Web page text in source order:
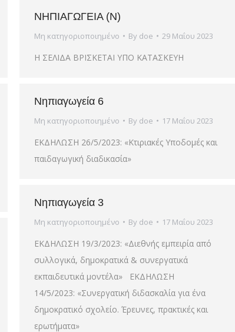
ΝΗΠΙΑΓΩΓΕΙΑ (Ν)
Μη κατηγοριοποιημένο By doe 29 Μαΐου 2023
Η ΣΕΛΙΔΑ ΒΡΙΣΚΕΤΑΙ ΥΠΟ ΚΑΤΑΣΚΕΥΗ
Νηπιαγωγεία 6
Μη κατηγοριοποιημένο By doe 17 Μαΐου 2023
ΕΚΔΗΛΩΣΗ 26/5/2023: «Κτιριακές Υποδομές και
παιδαγωγική διαδικασία»
Νηπιαγωγεία 3
Μη κατηγοριοποιημένο By doe 17 Μαΐου 2023
ΕΚΔΗΛΩΣΗ 19/3/2023: «Διεθνής εμπειρία από
συλλογικά, δημοκρατικά & συνεργατικά
εκπαιδευτικά μοντέλα» ΕΚΔΗΛΩΣΗ
14/5/2023: «Συνεργατική διδασκαλία για ένα
δημοκρατικό σχολείο. Έρευνες, πρακτικές και
ερωτήματα»